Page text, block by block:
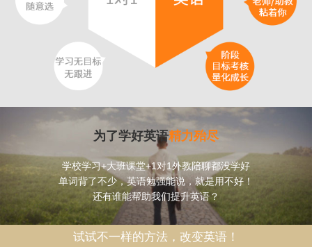
为了学好英语精力殆尽
学校学习+大班课堂+1对1外教陪聊都没学好
单词背了不少，英语勉强能说，就是用不好！
还有谁能帮助我们提升英语？
试试不一样的方法，改变英语！